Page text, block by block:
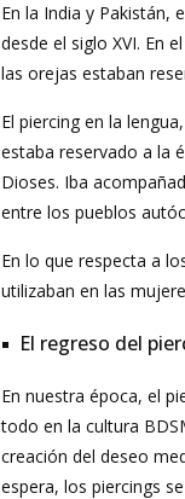
En la India y Pakistán,
desde el siglo XVI. En
las orejas estaban
El piercing en la
estaba reservado a la
Dioses. Iba
entre los pueblos
En lo que respecta a
utilizaban en las
El regreso del
En nuestra época, el
todo en la cultura
creación del deseo
espera, los piercings